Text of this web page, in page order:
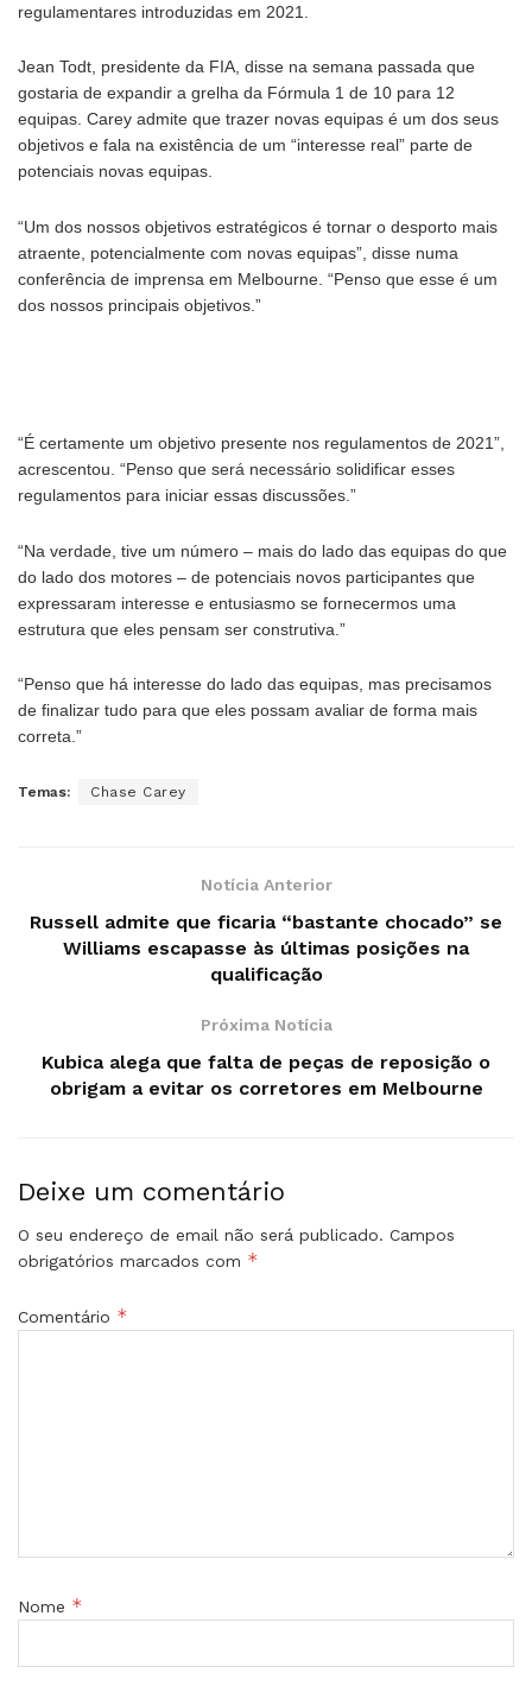
regulamentares introduzidas em 2021.
Jean Todt, presidente da FIA, disse na semana passada que
gostaria de expandir a grelha da Fórmula 1 de 10 para 12
equipas. Carey admite que trazer novas equipas é um dos seus
objetivos e fala na existência de um “interesse real” parte de
potenciais novas equipas.
“Um dos nossos objetivos estratégicos é tornar o desporto mais
atraente, potencialmente com novas equipas”, disse numa
conferência de imprensa em Melbourne. “Penso que esse é um
dos nossos principais objetivos.”
“É certamente um objetivo presente nos regulamentos de 2021”,
acrescentou. “Penso que será necessário solidificar esses
regulamentos para iniciar essas discussões.”
“Na verdade, tive um número – mais do lado das equipas do que
do lado dos motores – de potenciais novos participantes que
expressaram interesse e entusiasmo se fornecermos uma
estrutura que eles pensam ser construtiva.”
“Penso que há interesse do lado das equipas, mas precisamos
de finalizar tudo para que eles possam avaliar de forma mais
correta.”
Temas: Chase Carey
Notícia Anterior
Russell admite que ficaria “bastante chocado” se
Williams escapasse às últimas posições na
qualificação
Próxima Notícia
Kubica alega que falta de peças de reposição o
obrigam a evitar os corretores em Melbourne
Deixe um comentário
O seu endereço de email não será publicado. Campos
obrigatórios marcados com *
Comentário *
Nome *